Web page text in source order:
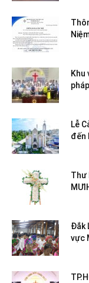
Khu
pháp
Lễ
đến
Thư
Đắk
vực